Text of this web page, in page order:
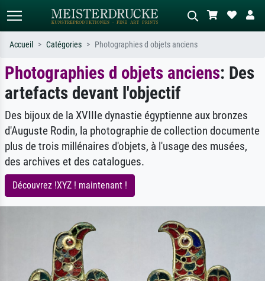
Recherche standard Recherche d'images IA
Recherchez par artiste, titre ou style –
ex. Monet, Nuit étoilée,
impressionnisme, vague de Hokusai,
nu.
Décrivez la scène – ex. prairie verte,
abstrait avec beaucoup de rouge,
tableau sombre, nu debout près d'un
arbre.
Accueil Catégories Photographies d objets anciens
Photographies d objets anciens: Des
artefacts devant l'objectif
Des bijoux de la XVIIIe dynastie égyptienne aux bronzes
d'Auguste Rodin, la photographie de collection documente
plus de trois millénaires d'objets, à l'usage des musées,
des archives et des catalogues.
Découvrez !XYZ ! maintenant !